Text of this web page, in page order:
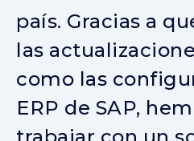
país. Gracias a
las
como las
ERP de SAP,